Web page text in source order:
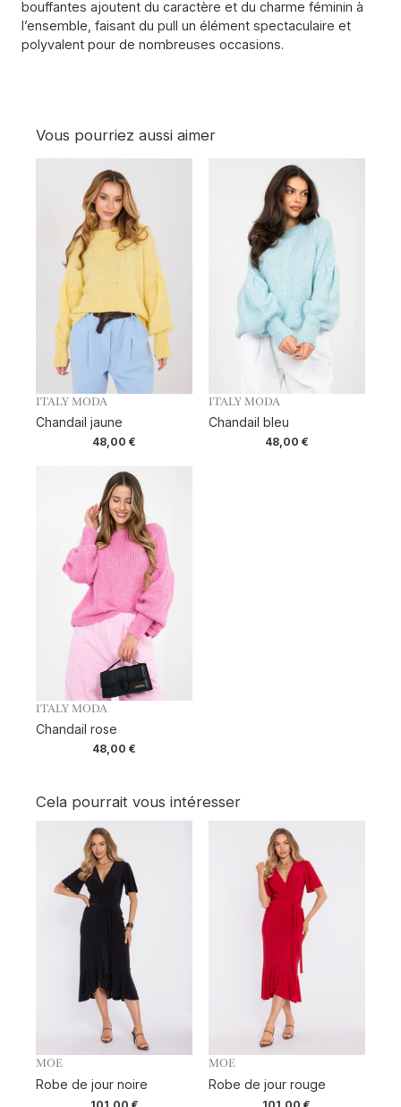
bouffantes ajoutent du caractère et du charme féminin à
l’ensemble, faisant du pull un élément spectaculaire et
polyvalent pour de nombreuses occasions.
Vous pourriez aussi aimer
ITALY MODA
Chandail jaune
48,00€
ITALY MODA
Chandail bleu
48,00 €
ITALY MODA
Chandail rose
48,00€
Cela pourrait vous intéresser
MOE
Robe de jour noire
MOE
Robe de jour rouge